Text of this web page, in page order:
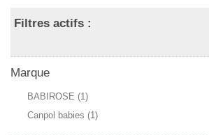
Filtres actifs :
Marque
BABIROSE (1)
Canpol babies (1)